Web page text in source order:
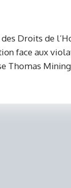
Droits de
face aux
Thomas